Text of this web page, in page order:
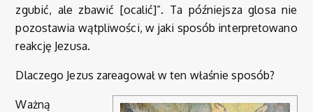
zgubić, ale zbawić [ocalić]”. Ta późniejsza glosa nie
pozostawia wątpliwości, w jaki sposób interpretowano
reakcję Jezusa.
Dlaczego Jezus zareagował w ten właśnie sposób?
Ważną